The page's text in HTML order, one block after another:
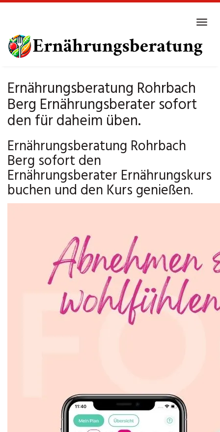
main
content
Ernährungsberatung Rohrbach
Berg Ernährungsberater sofort
den für daheim üben.
Ernährungsberatung Rohrbach
Berg sofort den
Ernährungsberater Ernährungskurs
buchen und den Kurs genießen.